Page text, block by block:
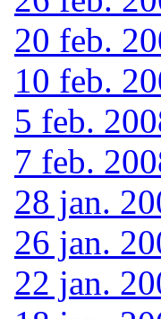
20 feb.
10 feb.
5 feb.
7 feb.
28 jan.
26 jan.
22 jan.